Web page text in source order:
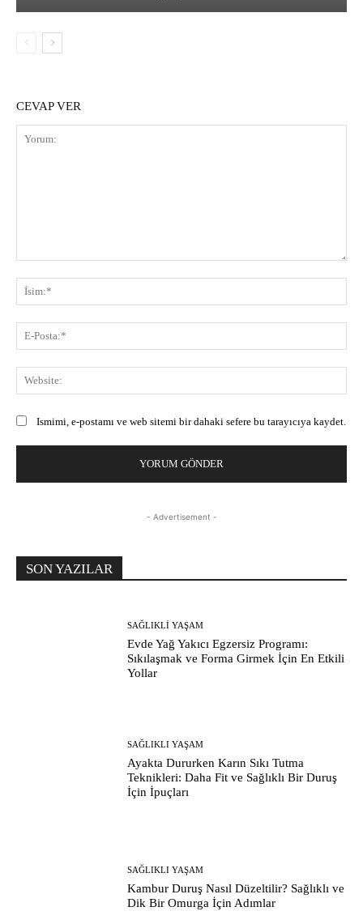
CEVAP VER
Ismimi, e-postamı ve web sitemi bir dahaki sefere bu tarayıcıya kaydet.
- Advertisement -
SON YAZILAR
SAĞLIKLI YAŞAM
Evde Yağ Yakıcı Egzersiz Programı:
Sıkılaşmak ve Forma Girmek İçin En Etkili
Yollar
SAĞLIKLI YAŞAM
Ayakta Dururken Karın Sıkı Tutma
Teknikleri: Daha Fit ve Sağlıklı Bir Duruş
İçin İpuçları
SAĞLIKLI YAŞAM
Kambur Duruş Nasıl Düzeltilir? Sağlıklı ve
Dik Bir Omurga İçin Adımlar